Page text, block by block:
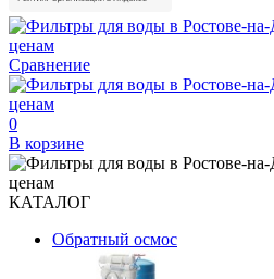
Сравнение
0
В корзине
КАТАЛОГ
Обратный осмос